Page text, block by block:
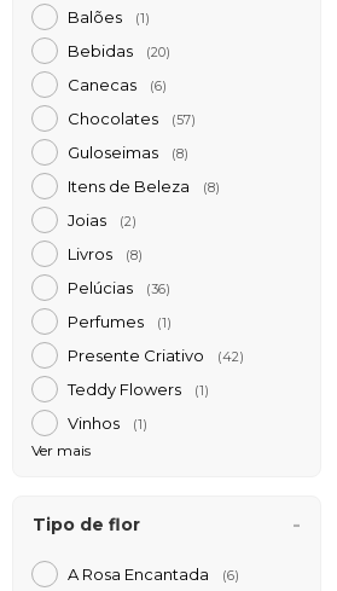
Balões (1)
Bebidas (20)
Canecas (6)
Chocolates (57)
Guloseimas (8)
Itens de Beleza (8)
Joias (2)
Livros (8)
Pelúcias (36)
Perfumes (1)
Presente Criativo (42)
Teddy Flowers (1)
Vinhos (1)
Ver mais
Tipo de flor
A Rosa Encantada (6)